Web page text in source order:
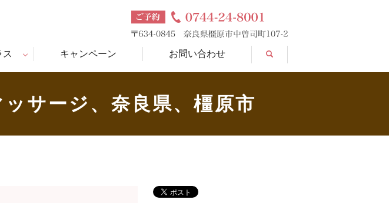
ス キャンペーン お問い合わせ search
サージ、奈良県、橿原市